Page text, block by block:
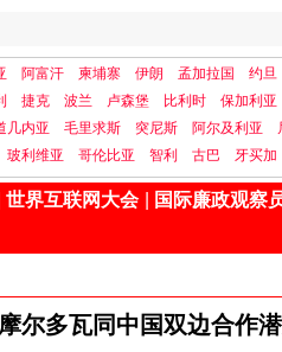
阿富汗 柬埔寨 伊朗 孟加拉国 约旦
捷克 波兰 卢森堡 比利时 保加利亚
几内亚 毛里求斯 突尼斯 阿尔及利亚
玻利维亚 哥伦比亚 智利 古巴 牙买加
世界互联网大会 国际廉政观察
尔多瓦同中国双边合作